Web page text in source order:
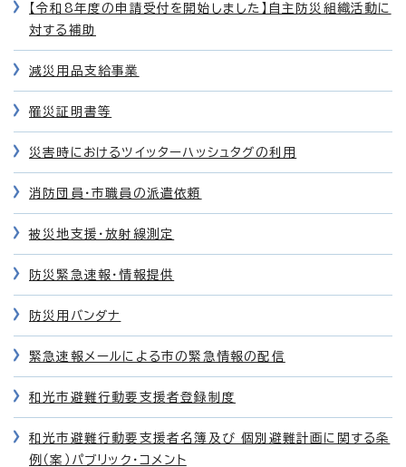
【令和8年度の申請受付を開始しました】自主防災組織活動に
対する補助
減災用品支給事業
罹災証明書等
災害時におけるツイッターハッシュタグの利用
消防団員・市職員の派遣依頼
被災地支援・放射線測定
防災緊急速報・情報提供
防災用バンダナ
緊急速報メールによる市の緊急情報の配信
和光市避難行動要支援者登録制度
和光市避難行動要支援者名簿及び 個別避難計画に関する条
例（案）パブリック・コメント